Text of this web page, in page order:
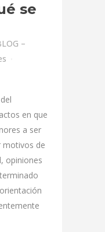
se
–
en que
a ser
motivos de
opiniones